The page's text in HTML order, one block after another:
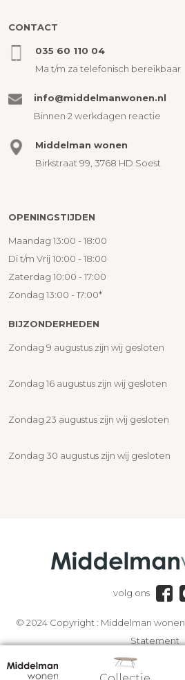
CONTACT
035 60 110 04
Ma t/m za telefonisch bereikbaar
info@middelmanwonen.nl
Binnen 2 werkdagen reactie
Middelman wonen
Birkstraat 99, 3768 HD Soest
OPENINGSTIJDEN
Maandag 13:00 - 18:00
Di t/m Vrij 10:00 - 18:00
Zaterdag 10:00 - 17:00
Zondag 13:00 - 17:00*
BIJZONDERHEDEN
Zondag 9 augustus zijn wij gesloten
Zondag 16 augustus zijn wij gesloten
Zondag 23 augustus zijn wij gesloten
Zondag 30 augustus zijn wij gesloten
volg ons
© 2024 Copyright : Middelman wonen
Statement